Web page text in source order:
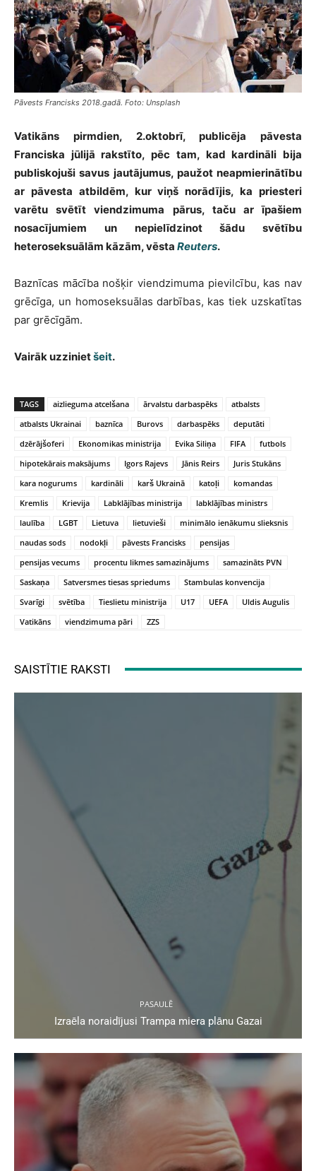
Pāvests Francisks 2018.gadā. Foto: Unsplash
Vatikāns pirmdien, 2.oktobrī, publicēja pāvesta
Franciska jūlijā rakstīto, pēc tam, kad kardināli bija
publiskojuši savus jautājumus, paužot neapmierinātību
ar pāvesta atbildēm, kur viņš norādījis, ka priesteri
varētu svētīt viendzimuma pārus, taču ar īpašiem
nosacījumiem un nepielīdzinot šādu svētību
heteroseksuālām kāzām, vēsta Reuters.
Baznīcas mācība nošķir viendzimuma pievilcību, kas nav
grēcīga, un homoseksuālas darbības, kas tiek uzskatītas
par grēcīgām.
Vairāk uzzinietšeit.
TAGS aizlieguma atcelšana ārvalstu darbaspēks
atbalsts
atbalsts Ukrainai
baznīca Burovs darbaspēks
deputāti
dzērājšoferi
Ekonomikas ministrija Evika Siliņa FIFA
futbols
hipotekārais maksājums
Igors Rajevs Jānis Reirs
Juris Stukāns
kara nogurums
kardināli karš Ukrainā katoļi
komandas
Kremlis
Krievija Labklājības ministrija
labklājības ministrs
laulība
LGBT Lietuva lietuvieši
minimālo ienākumu slieksnis
naudas sods
nodokļi pāvests Francisks
pensijas
pensijas vecums
procentu likmes samazinājums
samazināts PVN
Saskaņa
Satversmes tiesas spriedums
Stambulas konvencija
Svarīgi
svētība Tieslietu ministrija U17 UEFA
Uldis Augulis
Vatikāns
viendzimuma pāri ZZS
SAISTĪTIE RAKSTI
PASAULĒ
Izraēla noraidījusi Trampa miera plānu Gazai